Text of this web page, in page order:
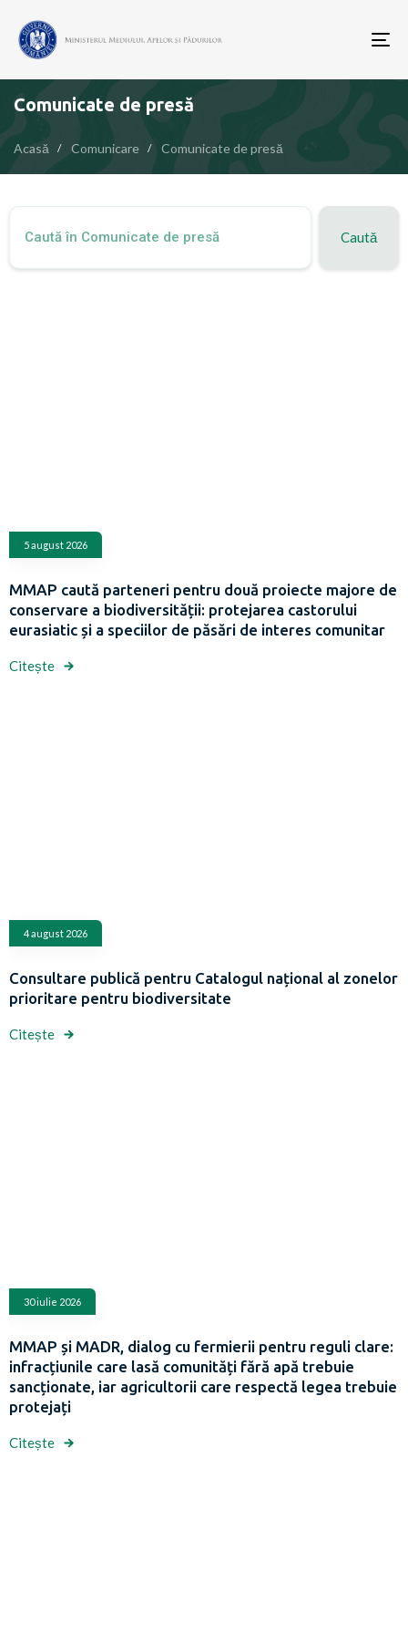
Comunicate de presă
Acasă Comunicare Comunicate de presă
Caută
5 august 2026
MMAP caută parteneri pentru două proiecte majore de
conservare a biodiversității: protejarea castorului
eurasiatic și a speciilor de păsări de interes comunitar
Citește
4 august 2026
Consultare publică pentru Catalogul național al zonelor
prioritare pentru biodiversitate
Citește
30 iulie 2026
MMAP și MADR, dialog cu fermierii pentru reguli clare:
infracțiunile care lasă comunități fără apă trebuie
sancționate, iar agricultorii care respectă legea trebuie
protejați
Citește